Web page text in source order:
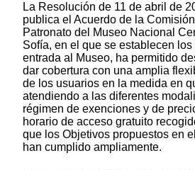
La Resolución de 11 de abril de
publica el Acuerdo de la
Patronato del Museo Nacional
Sofía, en el que se establecen
entrada al Museo, ha permitido
dar cobertura con una amplia
de los usuarios en la medida en
atendiendo a las diferentes
régimen de exenciones y de
horario de acceso gratuito
que los Objetivos propuestos en
han cumplido ampliamente.